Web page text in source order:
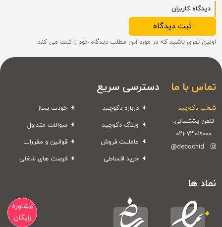
دیدگاه کاربران
ثبت دیدگاه
اولین نفری باشید که در مورد این مطلب دیدگاه خود را ثبت می کند.
تماس با ما
شعب دکوچید
تلفن پشتیبانی:
۰۲۱-۷۳۰۱۹۰۰۰
@decochid
دسترسی سریع
درباره دکوچید
وبلاگ دکوچید
عاملیت فروش
خرید اقساطی
خودت بساز
سوالات متداول
قوانین و مقررات
فرصت های شغلی
نماد ها
مشاوره
رایگان